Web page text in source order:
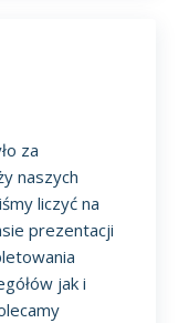
za
naszych
liczyć na
prezentacji
jak i